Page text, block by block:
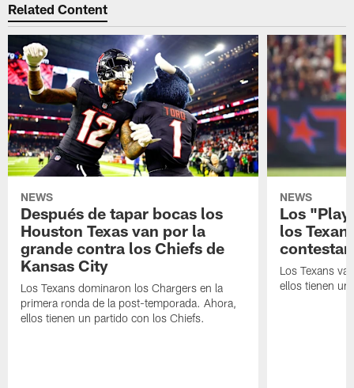
Related Content
NEWS
Después de tapar bocas los
Houston Texas van por la
grande contra los Chiefs de
Kansas City
Los Texans dominaron los Chargers en la
primera ronda de la post-temporada. Ahora,
ellos tienen un partido con los Chiefs.
NEWS
Los
los
contestar
Los Texans
ellos tienen un